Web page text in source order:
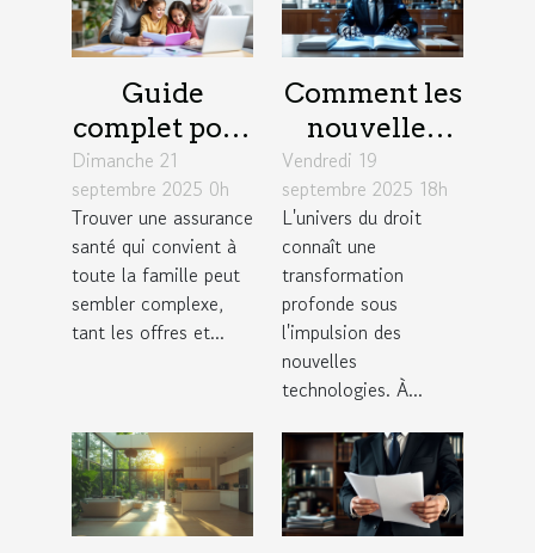
Guide
complet pour
choisir une
assurance
santé adaptée
aux familles
Dimanche 21
septembre 2025 0h
Trouver une assurance
santé qui convient à
toute la famille peut
sembler complexe,
tant les offres et...
Comment les
nouvelles
technologies
redéfinissent
la pratique
du droit ?
Vendredi 19
septembre 2025 18h
L'univers du droit
connaît une
transformation
profonde sous
l'impulsion des
nouvelles
technologies. À...